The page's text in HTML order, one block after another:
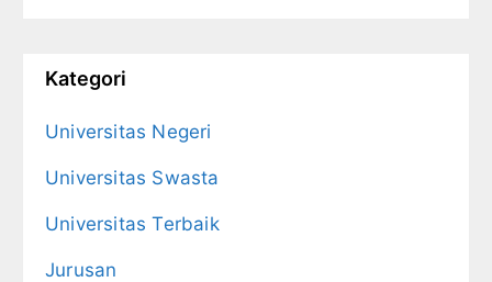
Kategori
Universitas Negeri
Universitas Swasta
Universitas Terbaik
Jurusan